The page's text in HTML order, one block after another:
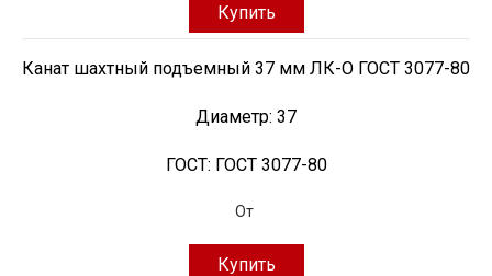
Купить
Канат шахтный подъемный 37 мм ЛК-О ГОСТ 3077-80
Диаметр: 37
ГОСТ: ГОСТ 3077-80
От
Купить